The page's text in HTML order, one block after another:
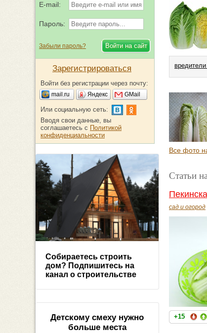
Все фото
Статьи
сад и огород
+15
E-mail:
Пароль:
Забыли пароль?
Зарегистрироваться
Войти без регистрации через почту:
mail.ru Яндекс GMail
Или социальную сеть:
Вводя свои данные, вы
соглашаетесь с Политикой
конфиденциальности
Собираетесь строить
дом? Подпишитесь на
канал о строительстве
Детскому смеху нужно
больше места